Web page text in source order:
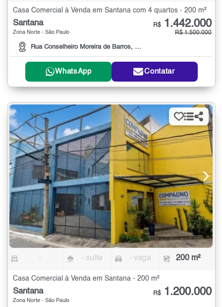
Casa Comercial à Venda em Santana com 4 quartos - 200 m²
Santana
Zona Norte - São Paulo
Rua Conselheiro Moreira de Barros, 320
R$ 1.442.000
R$ 1.500.000
WhatsApp Contatar
- - suíte - vaga 200 m²
Casa Comercial à Venda em Santana - 200 m²
Santana
Zona Norte - São Paulo
R$ 1.200.000